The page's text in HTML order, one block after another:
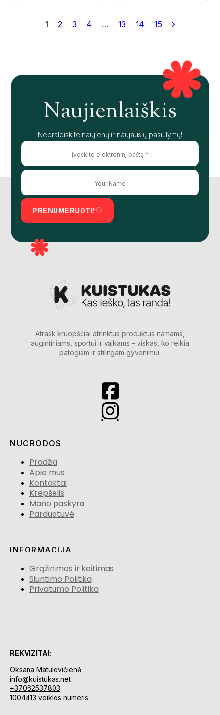
1 2 3 4 … 13 14 15
Naujienlaiškis
Nepraleiskite naujienų ir naujausių pasiūlymų!
PRENUMERUOTI!
Atrask kruopščiai atrinktus produktus namams,
augintiniams, sportui ir vaikams – viskas, ko reikia
patogiam ir stilingam gyvenimui.
NUORODOS
Pradžia
Apie mus
Kontaktai
Krepšelis
Mano paskyra
Parduotuvė
INFORMACIJA
Grąžinimas ir keitimas
Siuntimo Politika
Privatumo Politika
REKVIZITAI:
Oksana Matulevičienė
info@kuistukas.net
+37062537803
1004413 veiklos numeris.